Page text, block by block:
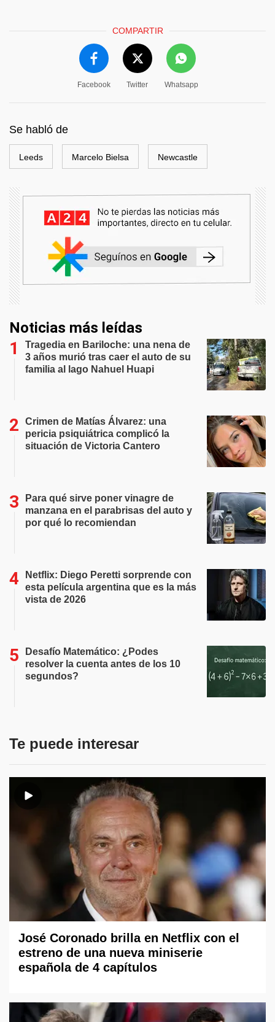
COMPARTIR
Facebook Twitter Whatsapp
Se habló de
Leeds Marcelo Bielsa Newcastle
Noticias más leídas
Tragedia en Bariloche: una nena de
3 años murió tras caer el auto de su
familia al lago Nahuel Huapi
Crimen de Matías Álvarez: una
pericia psiquiátrica complicó la
situación de Victoria Cantero
Para qué sirve poner vinagre de
manzana en el parabrisas del auto y
por qué lo recomiendan
Netflix: Diego Peretti sorprende con
esta película argentina que es la más
vista de 2026
Desafío Matemático: ¿Podes
resolver la cuenta antes de los 10
segundos?
Te puede interesar
José Coronado brilla en Netflix con el
estreno de una nueva miniserie
española de 4 capítulos